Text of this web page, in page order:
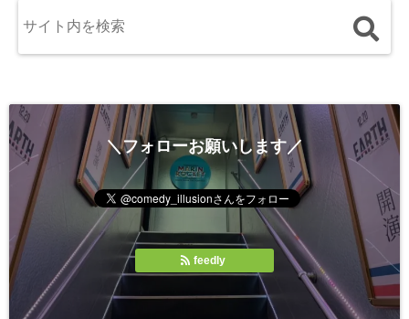
＼フォローお願いします／
feedly